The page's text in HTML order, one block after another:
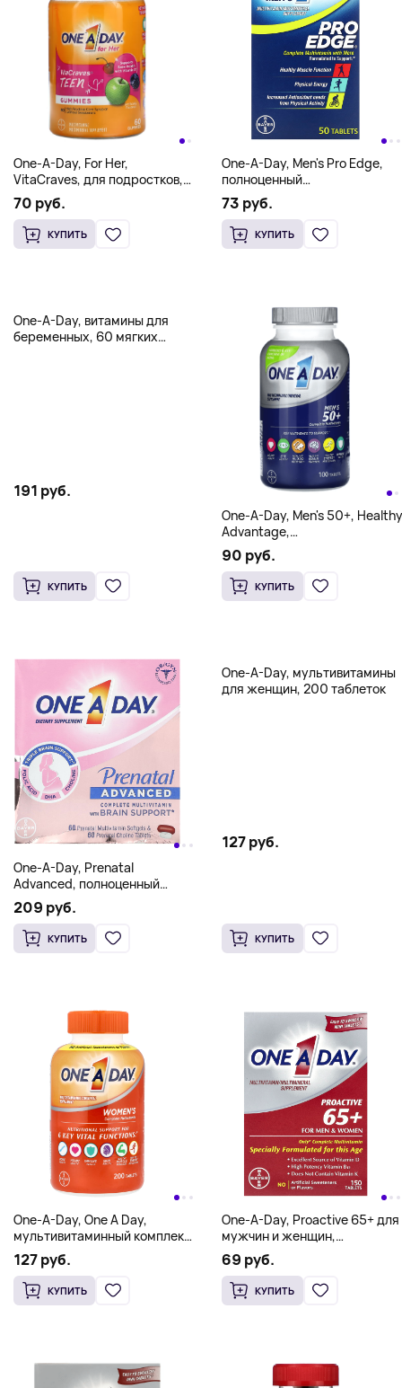
One-A-Day, For Her,
VitaCraves, для подростков,
60 жевательных таблеток
70 руб.
КУПИТЬ
One-A-Day, Men's Pro Edge,
полноценный
мультивитаминный
комплекс, 50 таблеток
73 руб.
КУПИТЬ
One-A-Day, витамины для
беременных, 60 мягких
191 руб.
КУПИТЬ
One-A-Day, Men's 50+, Healthy
Advantage,
мультивитаминная/
мультиминеральная
добавка, 100 таблеток
90 руб.
КУПИТЬ
One-A-Day, Prenatal
Advanced, полноценный
мультивитаминный комплекс
для поддержки мозга, 60
пренатальных
мультивитаминных мягких
209 руб.
КУПИТЬ
One-A-Day, мультивитамины
для женщин, 200 таблеток
127 руб.
КУПИТЬ
One-A-Day, One A Day,
мультивитаминный комплекс
для женщин, 200 таблеток
127 руб.
КУПИТЬ
One-A-Day, Proactive 65+ для
мужчин и женщин,
мультивитаминная /
мультиминеральная
добавка, 150 таблеток
69 руб.
КУПИТЬ